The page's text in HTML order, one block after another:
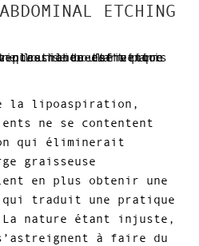
ETCHING
la lipoaspiration,
ne se contentent
qui éliminerait
graisseuse
en plus obtenir une
traduit une pratique
nature étant injuste,
à faire du